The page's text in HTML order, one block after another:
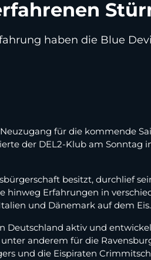
haben die Blue
für die kommende
der DEL2-Klub am Sonntag
besitzt, durchlief
Erfahrungen in
und Dänemark auf dem Eis.
Deutschland aktiv und
anderem für die
und die Eispiraten